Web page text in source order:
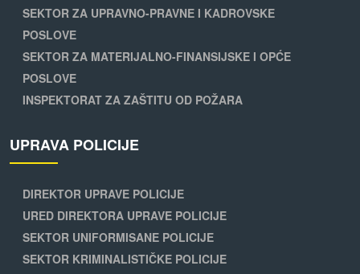
SEKTOR ZA UPRAVNO-PRAVNE I KADROVSKE
POSLOVE
SEKTOR ZA MATERIJALNO-FINANSIJSKE I OPĆE
POSLOVE
INSPEKTORAT ZA ZAŠTITU OD POŽARA
UPRAVA POLICIJE
DIREKTOR UPRAVE POLICIJE
URED DIREKTORA UPRAVE POLICIJE
SEKTOR UNIFORMISANE POLICIJE
SEKTOR KRIMINALISTIČKE POLICIJE